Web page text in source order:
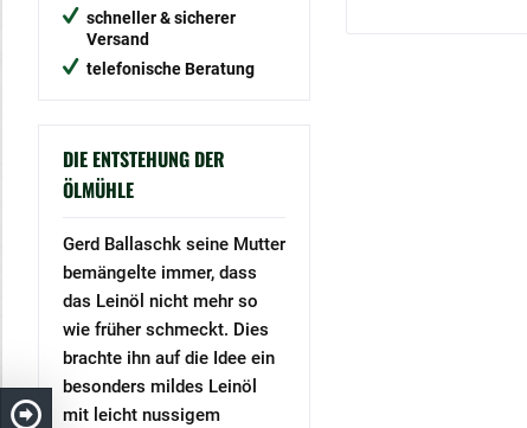
schneller & sicherer
Versand
telefonische Beratung
DIE ENTSTEHUNG DER
ÖLMÜHLE
Gerd Ballaschk seine Mutter
bemängelte immer, dass
das Leinöl nicht mehr so
wie früher schmeckt. Dies
brachte ihn auf die Idee ein
besonders mildes Leinöl
mit leicht nussigem